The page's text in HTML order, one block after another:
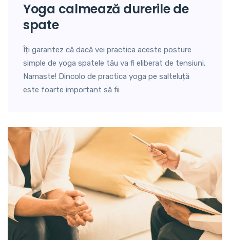
yoga calmează durerile de
spate
Îți garantez că dacă vei practica aceste posture
simple de yoga spatele tău va fi eliberat de tensiuni.
Namaste! Dincolo de practica yoga pe salteluță
este foarte important să fii